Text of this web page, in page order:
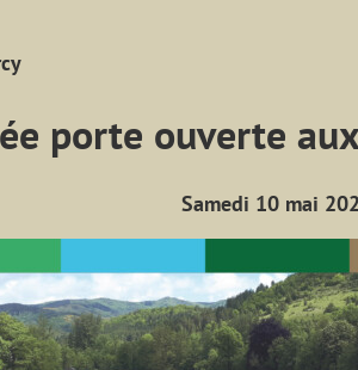
porte ouverte
Samedi 10 mai